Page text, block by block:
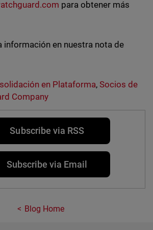
para obtener más
información en nuestra nota de
en Plataforma,Socios de
Company
Subscribe via RSS
Subscribe via Email
Blog Home